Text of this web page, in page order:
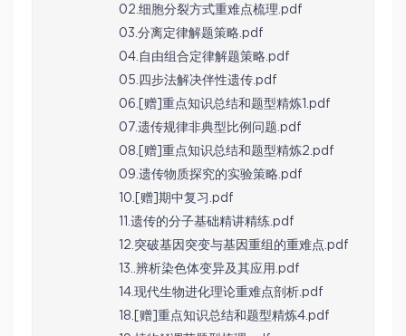
02.细胞分裂方式重难点梳理.pdf
03.分离定律解题策略.pdf
04.自由组合定律解题策略.pdf
05.四步法解决伴性遗传.pdf
06.[赠]重点知识总结和题型精炼1.pdf
07.遗传规律非典型比例问题.pdf
08.[赠]重点知识总结和题型精炼2.pdf
09.遗传物质探究的实验策略.pdf
10.[赠]期中复习.pdf
11.遗传的分子基础精讲精练.pdf
12.突破基因突变与基因重组的重难点.pdf
13..辨析染色体变异及其应用.pdf
14.现代生物进化理论重难点剖析.pdf
18.[赠]重点知识总结和题型精炼4.pdf